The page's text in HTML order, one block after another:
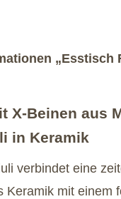
„Esstisch
X-Beinen aus
in Keramik
verbindet eine
Keramik mit einem